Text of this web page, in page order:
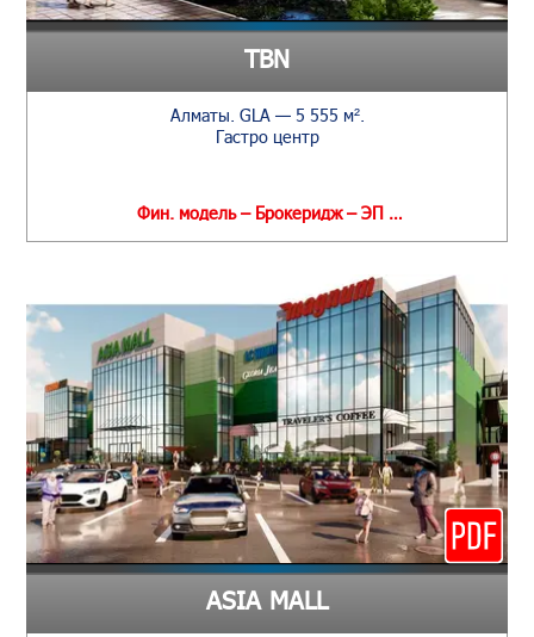
TBN
Алматы. GLA — 5 555 м².
Гастро центр
Фин. модель – Брокеридж – ЭП …
ASIA MALL